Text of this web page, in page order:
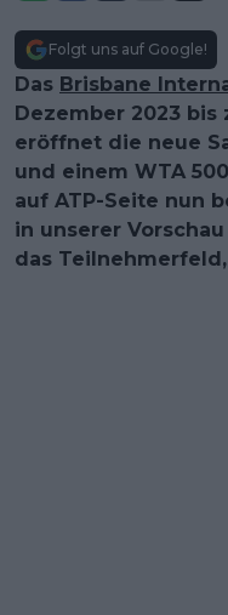
Folgt uns auf Google!
Das Brisbane
Dezember 2023 bis
eröffnet die neue
und einem WTA
auf ATP-Seite nun
in unserer
das